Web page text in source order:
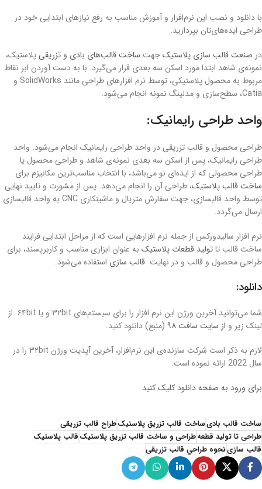
با دانلود و نصب این نرم‌افزار و آموزش مناسب به رفع نیازهای ابتدایی خود در
طراحی ایده‌های‌تان بپردازید.
در صنعت قالب سازی پلاستیکجهت ساخت قالب‌های بادی و تزریقیپلاستیک،
نمونه‌ی شاهد ابتدا مورد اسکن سه بعدی قرار می‌گیرد. با به دست آوردن ابر نقاط
مربوط به محصول پلاستیکی، توسط نرم افزارهای طراحی مانند SolidWorks و
Catia، سطح‌سازی و مدلینگ نمونه انجام می‌شود.
واحد طراحی رایمانیک:
طراحی محصول و قالب تزریقی در واحد طراحی رایمانیک انجام می‌شود. واحد
طراحی رایمانیک، پس از اسکن سه بعدی نمونه‌ی شاهد و طراحی محصول یا
طراحی محصولی که از ایده‌ای نو می‌باشد، با انتخاب مناسب‌ترین مکانیزم برای
ساخت قالب پلاستیک، طراحی آن را انجام می‌دهد. پس از مشورت و تایید نهایی
توسط واحد قالبسازی، جهت سفارش متریال و ماشینکاری CNC به واحد قالبسازی
ارسال می‌گردد.
نرم افزار سالیدورکس از جمله نرم افزارهایی است که از مراحل ابتدایی فرایند
ساخت قالب تاتولید قطعات پلاستیک به عنوان ابزاری مناسب و کاربرپسند، برای
طراحی محصول و قالب و در نهایت قالب سازی استفاده می‌شود.
دانلود:
شما می‌توانید آخرین ورژن این نرم افزار را برای سیستم‌های ۳۲bit و یا ۶۴bit از
لینک زیر و از سایت سافت ۹۸
(منبع) دانلود کنید.
لازم به ذکر است شرکت سازنده‌ی این نرم‌افزار، آخرین آپدیت ورژن ۳۲bit را در
سال 2022 ارائه نموده است.
برای ورود به صفحه دانلود کلیک کنید
ساخت قالب بادیساخت قالب تزریق پلاستیکطراح قالب تزریقی
طراحی تا تولید قطعهطراحی و ساخت قالب تزریق پلاستیکقالب پلاستیک
قالب سازینحوه طراحي قالب تزریقی